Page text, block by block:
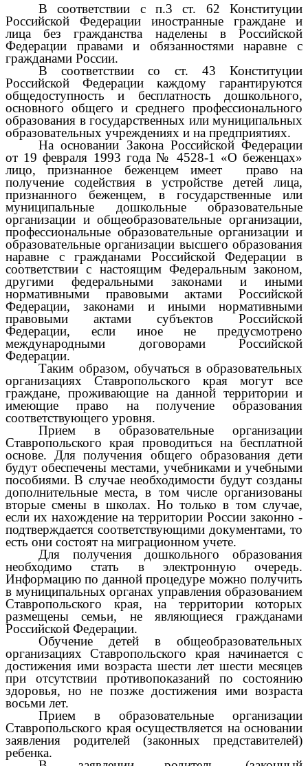
В соответствии с п.3 ст. 62 Конституции
Российской Федерации иностранные граждане и
лица без гражданства наделены в Российской
Федерации правами и обязанностями наравне с
гражданами России.
В соответствии со ст. 43 Конституции
Российской Федерации каждому гарантируются
общедоступность и бесплатность дошкольного,
основного общего и среднего профессионального
образования в государственных или муниципальных
образовательных учреждениях и на предприятиях.
На основании Закона Российской Федерации
от 19 февраля 1993 года № 4528-1 «О беженцах»
лицо, признанное беженцем имеет право на
получение содействия в устройстве детей лица,
признанного беженцем, в государственные или
муниципальные дошкольные образовательные
организации и общеобразовательные организации,
профессиональные образовательные организации и
образовательные организации высшего образования
наравне с гражданами Российской Федерации в
соответствии с настоящим Федеральным законом,
другими федеральными законами и иными
нормативными правовыми актами Российской
Федерации, законами и иными нормативными
правовыми актами субъектов Российской
Федерации, если иное не предусмотрено
международными договорами Российской
Федерации.
Таким образом, обучаться в образовательных
организациях Ставропольского края могут все
граждане, проживающие на данной территории и
имеющие право на получение образования
соответствующего уровня.
Прием в образовательные организации
Ставропольского края проводиться на бесплатной
основе. Для получения общего образования дети
будут обеспечены местами, учебниками и учебными
пособиями. В случае необходимости будут созданы
дополнительные места, в том числе организованы
вторые смены в школах. Но только в том случае,
если их нахождение на территории России законно -
подтверждается соответствующими документами, то
есть они состоят на миграционном учете.
Для получения дошкольного образования
необходимо стать в электронную очередь.
Информацию по данной процедуре можно получить
в муниципальных органах управления образованием
Ставропольского края, на территории которых
размещены семьи, не являющиеся гражданами
Российской Федерации.
Обучение детей в общеобразовательных
организациях Ставропольского края начинается с
достижения ими возраста шести лет шести месяцев
при отсутствии противопоказаний по состоянию
здоровья, но не позже достижения ими возраста
восьми лет.
Прием в образовательные организации
Ставропольского края осуществляется на основании
заявления родителей (законных представителей)
ребенка.